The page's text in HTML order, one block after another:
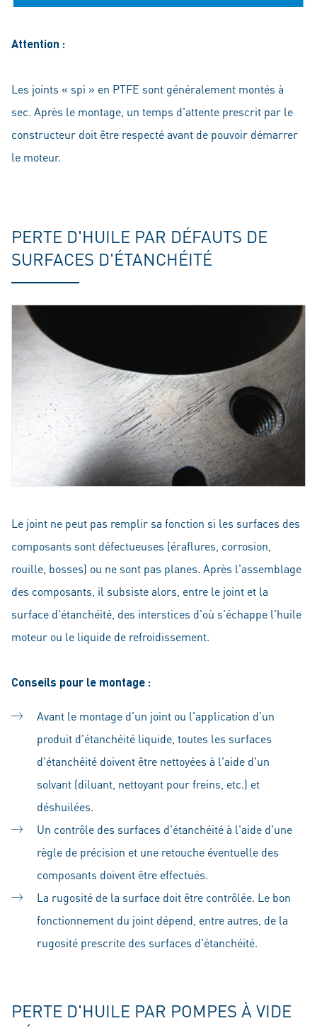
Attention :
Les joints « spi » en PTFE sont généralement montés à
sec. Après le montage, un temps d'attente prescrit par le
constructeur doit être respecté avant de pouvoir démarrer
le moteur.
PERTE D'HUILE PAR DÉFAUTS DE
SURFACES D'ÉTANCHÉITÉ
Le joint ne peut pas remplir sa fonction si les surfaces des
composants sont défectueuses (éraflures, corrosion,
rouille, bosses) ou ne sont pas planes. Après l'assemblage
des composants, il subsiste alors, entre le joint et la
surface d'étanchéité, des interstices d'où s'échappe l'huile
moteur ou le liquide de refroidissement.
Conseils pour le montage :
Avant le montage d'un joint ou l'application d'un
produit d'étanchéité liquide, toutes les surfaces
d'étanchéité doivent être nettoyées à l'aide d'un
solvant (diluant, nettoyant pour freins, etc.) et
déshuilées.
Un contrôle des surfaces d'étanchéité à l'aide d'une
règle de précision et une retouche éventuelle des
composants doivent être effectués.
La rugosité de la surface doit être contrôlée. Le bon
fonctionnement du joint dépend, entre autres, de la
rugosité prescrite des surfaces d'étanchéité.
PERTE D'HUILE PAR POMPES À VIDE